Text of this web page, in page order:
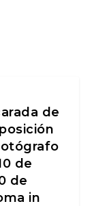
de
de
de
in